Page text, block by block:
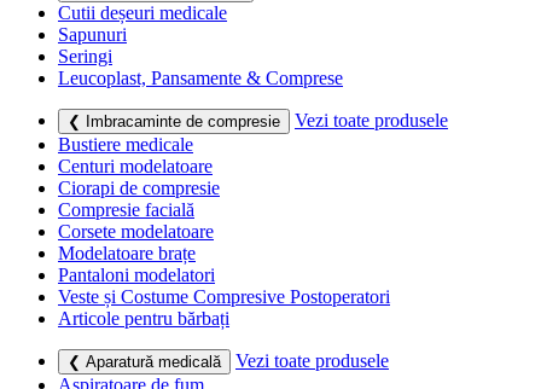
Cutii deșeuri medicale
Sapunuri
Seringi
Leucoplast, Pansamente & Comprese
❮ Imbracaminte de compresie
Vezi toate produsele
Bustiere medicale
Centuri modelatoare
Ciorapi de compresie
Compresie facială
Corsete modelatoare
Modelatoare brațe
Pantaloni modelatori
Veste și Costume Compresive Postoperatori
Articole pentru bărbați
❮ Aparatură medicală
Vezi toate produsele
Aspiratoare de fum